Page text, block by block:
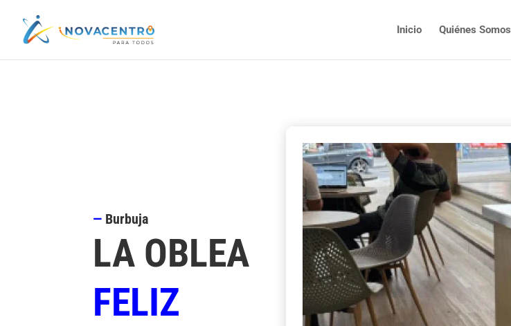
Inicio Quiénes Somos
— Burbuja
LA OBLEA
FELIZ